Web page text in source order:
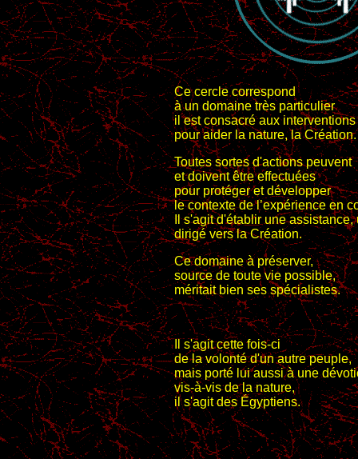
Ce cercle correspond
à un domaine très particulier
il est consacré aux interventions
pour aider la nature, la Création.
Toutes sortes d'actions peuvent
et doivent être effectuées
pour protéger et développer
le contexte de l’expérience en
Il s'agit d'établir une assistance,
dirigé vers la Création.
Ce domaine à préserver,
source de toute vie possible,
méritait bien ses spécialistes.
Il s'agit cette fois-ci
de la volonté d'un autre peuple,
mais porté lui aussi à une
vis-à-vis de la nature,
il s'agit des Égyptiens.